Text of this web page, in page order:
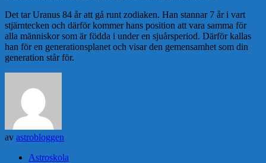
Det tar Uranus 84 år att gå runt zodiaken. Han stannar 7 år i vart
stjärntecken och därför kommer hans position att vara samma för
alla människor som är födda i under en sjuårsperiod. Därför kallas
han för en generationsplanet och visar den gemensamhet som din
generation står för.
av astrobloggen
Astroskola